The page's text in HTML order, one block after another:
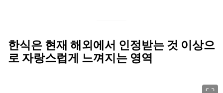
한식은 현재 해외에서 인정받는 것 이상으
로 자랑스럽게 느껴지는 영역